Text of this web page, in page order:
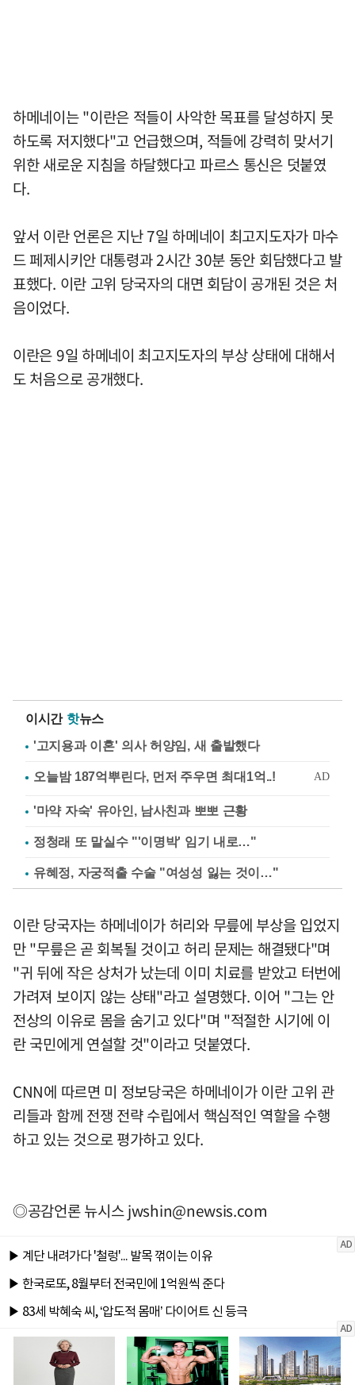
하메네이는 "이란은 적들이 사악한 목표를 달성하지 못
하도록 저지했다"고 언급했으며, 적들에 강력히 맞서기
위한 새로운 지침을 하달했다고 파르스 통신은 덧붙였
다.
앞서 이란 언론은 지난 7일 하메네이 최고지도자가 마수
드 페제시키안 대통령과 2시간 30분 동안 회담했다고 발
표했다. 이란 고위 당국자의 대면 회담이 공개된 것은 처
음이었다.
이란은 9일 하메네이 최고지도자의 부상 상태에 대해서
도 처음으로 공개했다.
이시간 핫뉴스
'고지용과 이혼' 의사 허양임, 새 출발했다
'마약 자숙' 유아인, 남사친과 뽀뽀 근황
정청래 또 말실수 "'이명박' 임기 내로…"
유혜정, 자궁적출 수술 "여성성 잃는 것이…"
이란 당국자는 하메네이가 허리와 무릎에 부상을 입었지
만 "무릎은 곧 회복될 것이고 허리 문제는 해결됐다"며
"귀 뒤에 작은 상처가 났는데 이미 치료를 받았고 터번에
가려져 보이지 않는 상태"라고 설명했다. 이어 "그는 안
전상의 이유로 몸을 숨기고 있다"며 "적절한 시기에 이
란 국민에게 연설할 것"이라고 덧붙였다.
CNN에 따르면 미 정보당국은 하메네이가 이란 고위 관
리들과 함께 전쟁 전략 수립에서 핵심적인 역할을 수행
하고 있는 것으로 평가하고 있다.
◎공감언론 뉴시스jwshin@newsis.com